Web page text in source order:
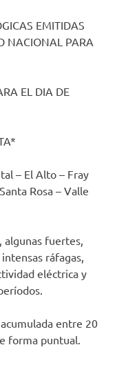
EMITIDAS
NACIONAL PARA
EL DIA DE
– El Alto – Fray
Rosa – Valle
algunas fuertes,
ráfagas,
eléctrica y
entre 20
forma puntual.